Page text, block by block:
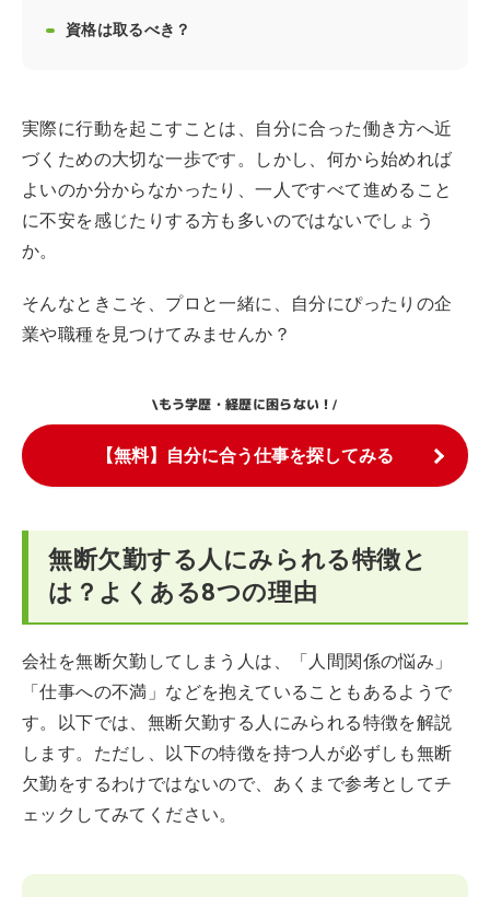
資格は取るべき？
実際に行動を起こすことは、自分に合った働き方へ近
づくための大切な一歩です。しかし、何から始めれば
よいのか分からなかったり、一人ですべて進めること
に不安を感じたりする方も多いのではないでしょう
か。
そんなときこそ、プロと一緒に、自分にぴったりの企
業や職種を見つけてみませんか？
\もう学歴・経歴に困らない！/
【無料】自分に合う仕事を探してみる
無断欠勤する人にみられる特徴と
は？よくある8つの理由
会社を無断欠勤してしまう人は、「人間関係の悩み」
「仕事への不満」などを抱えていることもあるようで
す。以下では、無断欠勤する人にみられる特徴を解説
します。ただし、以下の特徴を持つ人が必ずしも無断
欠勤をするわけではないので、あくまで参考としてチ
ェックしてみてください。